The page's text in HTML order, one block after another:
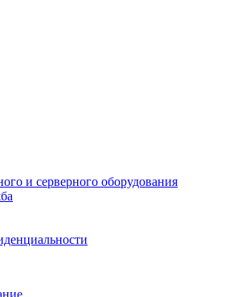
и серверного оборудования